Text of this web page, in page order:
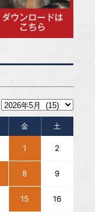
金 土
1 2
8 9
15 16